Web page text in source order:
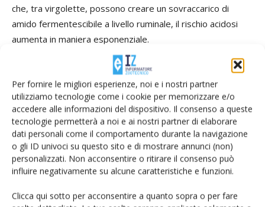
Per fornire le migliori esperienze, noi e i nostri partner
utilizziamo tecnologie come i cookie per memorizzare e/o
accedere alle informazioni del dispositivo. Il consenso a queste
tecnologie permetterà a noi e ai nostri partner di elaborare
dati personali come il comportamento durante la navigazione
o gli ID univoci su questo sito e di mostrare annunci (non)
personalizzati. Non acconsentire o ritirare il consenso può
influire negativamente su alcune caratteristiche e funzioni.
Clicca qui sotto per acconsentire a quanto sopra o per fare
che, tra virgolette, possono creare un sovraccarico di
amido fermentescibile a livello ruminale, il rischio acidosi
aumenta in maniera esponenziale.
La temuta acidosi ruminale.
Sì, proprio lei! E consideriamo che al caldo il rischio acidosi
aumenta per due motivi: da una parte per contrastare il
calo d’ingestione il nutrizionista è portato ad aumentare la
concentrazione energetica della dieta, e quindi più amido,
no? Dall’altra, non possiamo dimenticare che nel tentativo
di dissipare energia la vacca aumenta la frequenza
respiratoria e questo la porta ad eliminare molta CO2, a
scapito della disponibilità di bicarbonato anche a livello
salivare, riducendo l’efficacia di questo tampone endogeno